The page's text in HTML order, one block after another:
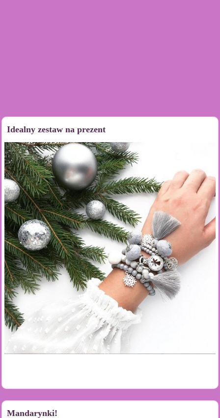
Idealny zestaw na prezent
Mandarynki!